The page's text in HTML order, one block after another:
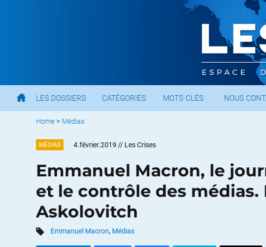
LES DOSSIERS CATÉGORIES MOTS CLÉS NOUS
Home > Médias
MÉDIAS 4.février.2019 // Les Crises
Emmanuel Macron, le
et le contrôle des médias.
Askolovitch
Emmanuel Macron, Médias